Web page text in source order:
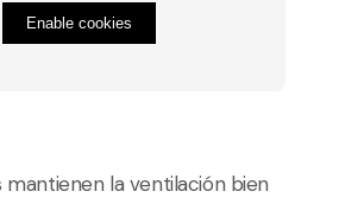
Enable cookies
mantienen la ventilación bien